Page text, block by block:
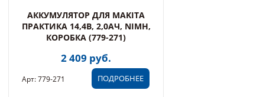
АККУМУЛЯТОР ДЛЯ MAKITA
ПРАКТИКА 14,4В, 2,0АЧ, NIMH,
КОРОБКА (779-271)
2 409 руб.
ПОДРОБНЕЕ
Арт: 779-271